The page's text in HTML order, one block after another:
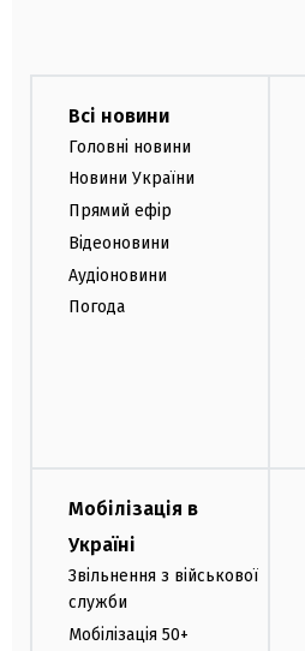
Всі новини
Головні новини
Новини України
Прямий ефір
Відеоновини
Аудіоновини
Погода
Мобілізація в
Україні
Звільнення з військової
служби
Мобілізація 50+